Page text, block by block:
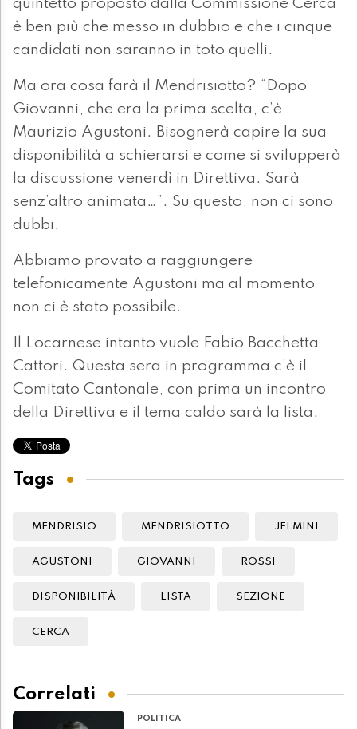
quintetto proposto dalla Commissione Cerca
è ben più che messo in dubbio e che i cinque
candidati non saranno in toto quelli.
Ma ora cosa farà il Mendrisiotto? “Dopo
Giovanni, che era la prima scelta, c’è
Maurizio Agustoni. Bisognerà capire la sua
disponibilità a schierarsi e come si svilupperà
la discussione venerdì in Direttiva. Sarà
senz’altro animata…”. Su questo, non ci sono
dubbi.
Abbiamo provato a raggiungere
telefonicamente Agustoni ma al momento
non ci è stato possibile.
Il Locarnese intanto vuole Fabio Bacchetta
Cattori. Questa sera in programma c’è il
Comitato Cantonale, con prima un incontro
della Direttiva e il tema caldo sarà la lista.
Tags
MENDRISIO MENDRISIOTTO JELMINI
AGUSTONI GIOVANNI ROSSI
DISPONIBILITÀ LISTA SEZIONE
CERCA
Correlati
POLITICA